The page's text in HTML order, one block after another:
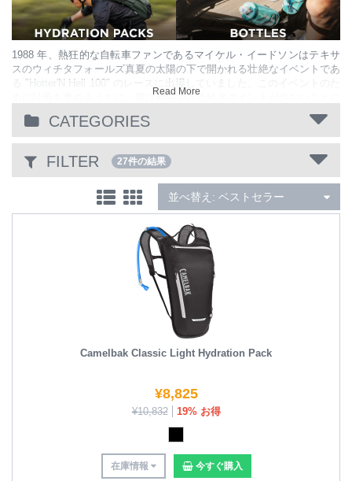
1988 年、熱狂的な自転車ファンであるマイケル・イードソンはテキサ
スのウィチタフォールズ真夏の太陽の下で開かれる壮絶なイベントであ
る "Hotter'N Hell 100" のレースに出場していました。このイベントのた
めに計画を進めるうちに、彼は利用できる給水ポイントが少ないことに
気づきました。ハイレベルのレースをするためにその給水はきわめて重
要です。
スで Camelbak の最初の試作品を作りました。それから彼はそれをサイ
クリング シャツの背中に縫い付け、チューブは肩を通して上着に留め
ました。この時にペダルをこぎながら給水できるハンズフリーのハイド
レーションが誕生しました。
ライバルのサイクリストだった Jeff Wemmer はそれを見た時にこのア
イディアを気に入り、Eidson の代わりにレースで販売を始めました。
当初このアイディアは笑いものにされましたが、徐々に参加者たちはこ
の考え方を受け入れるようになり、現在 Camelbak はマウンテンバイク
のライディングやオールラウンドなアウトドアの定番となっています。
Camelbak のコアバリューは変わらず同じで、わたしたちを行動へと駆
り立てるものです - ハイドレーション分野の発明からハイドレーション
ソリューションの世界のリーディング メーカーへ。
Read More
CATEGORIES
FILTER 27件の結果
並べ替え: ベストセラー
Camelbak Classic Light Hydration Pack
¥8,825
¥10,832 19% お得
在庫情報 今すぐ購入